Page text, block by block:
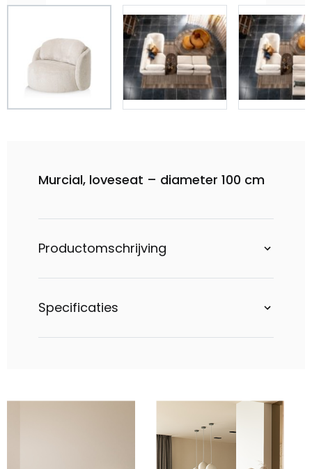
Murcial, loveseat – diameter 100 cm
Productomschrijving
Specificaties